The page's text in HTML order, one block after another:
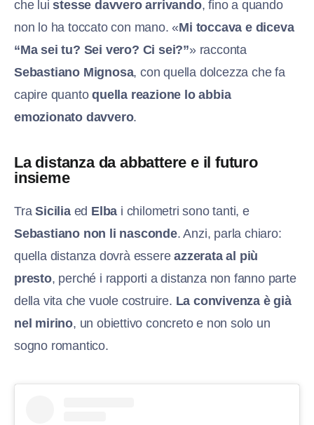
che luistesse davvero arrivando, fino a quando
non lo ha toccato con mano. «Mi toccava e diceva
“Ma sei tu? Sei vero? Ci sei?”» racconta
Sebastiano Mignosa, con quella dolcezza che fa
capire quantoquella reazione lo abbia
emozionato davvero.
La distanza da abbattere e il futuro
insieme
TraSiciliaed Elba i chilometri sono tanti, e
Sebastiano non li nasconde. Anzi, parla chiaro:
quella distanza dovrà essereazzerata al più
presto, perché i rapporti a distanza non fanno parte
della vita che vuole costruire. La convivenza è già
nel mirino, un obiettivo concreto e non solo un
sogno romantico.